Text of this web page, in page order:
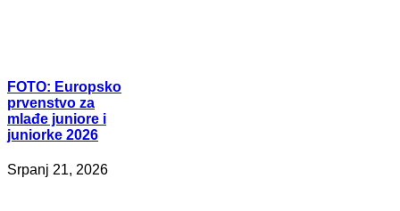
FOTO: Europsko
prvenstvo za
mlađe juniore i
juniorke 2026
Srpanj 21, 2026